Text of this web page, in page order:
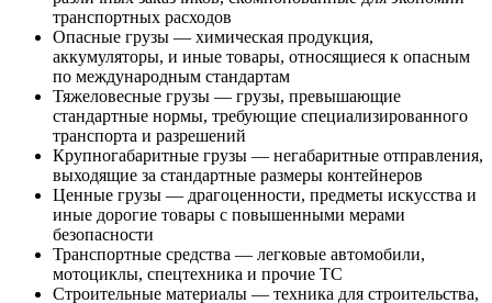
транспортных расходов
Опасные грузы — химическая продукция,
аккумуляторы, и иные товары, относящиеся к опасным
по международным стандартам
Тяжеловесные грузы — грузы, превышающие
стандартные нормы, требующие специализированного
транспорта и разрешений
Крупногабаритные грузы — негабаритные отправления,
выходящие за стандартные размеры контейнеров
Ценные грузы — драгоценности, предметы искусства и
иные дорогие товары с повышенными мерами
безопасности
Транспортные средства — легковые автомобили,
мотоциклы, спецтехника и прочие ТС
Строительные материалы — техника для строительства,